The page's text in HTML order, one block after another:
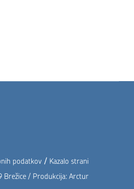
podatkov / Kazalo strani
/ Produkcija:Arctur